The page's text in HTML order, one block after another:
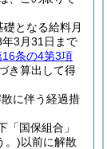
となる給料月
3月31日まで
16条の4第3項
き算出して得
に伴う経過措
「国保組合」
。)以前に解散